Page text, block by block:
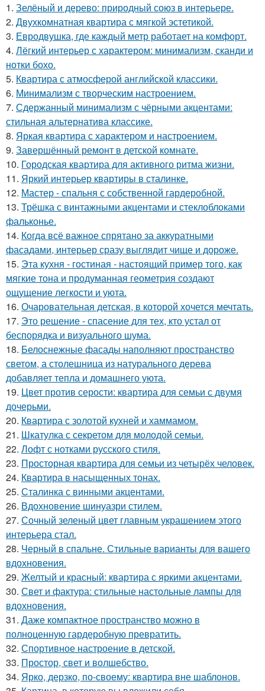
1. Зелёный и дерево: природный союз в интерьере.
2. Двухкомнатная квартира с мягкой эстетикой.
3. Евродвушка, где каждый метр работает на комфорт.
4. Лёгкий интерьер с характером: минимализм, сканди и
нотки бохо.
5. Квартира с атмосферой английской классики.
6. Минимализм с творческим настроением.
7. Сдержанный минимализм с чёрными акцентами:
стильная альтернатива классике.
8. Яркая квартира с характером и настроением.
9. Завершённый ремонт в детской комнате.
10. Городская квартира для активного ритма жизни.
11. Яркий интерьер квартиры в сталинке.
12. Мастер - спальня с собственной гардеробной.
13. Трёшка с винтажными акцентами и стеклоблоками
фальконье.
14. Когда всё важное спрятано за аккуратными
фасадами, интерьер сразу выглядит чище и дороже.
15. Эта кухня - гостиная - настоящий пример того, как
мягкие тона и продуманная геометрия создают
ощущение легкости и уюта.
16. Очаровательная детская, в которой хочется мечтать.
17. Это решение - спасение для тех, кто устал от
беспорядка и визуального шума.
18. Белоснежные фасады наполняют пространство
светом, а столешница из натурального дерева
добавляет тепла и домашнего уюта.
19. Цвет против серости: квартира для семьи с двумя
дочерьми.
20. Квартира с золотой кухней и хаммамом.
21. Шкатулка с секретом для молодой семьи.
22. Лофт с нотками русского стиля.
23. Просторная квартира для семьи из четырёх человек.
24. Квартира в насыщенных тонах.
25. Сталинка с винными акцентами.
26. Вдохновение шинуазри стилем.
27. Сочный зеленый цвет главным украшением этого
интерьера стал.
28. Черный в спальне. Стильные варианты для вашего
вдохновения.
29. Желтый и красный: квартира с яркими акцентами.
30. Свет и фактура: стильные настольные лампы для
вдохновения.
31. Даже компактное пространство можно в
полноценную гардеробную превратить.
32. Спортивное настроение в детской.
33. Простор, свет и волшебство.
34. Ярко, дерзко, по-своему: квартира вне шаблонов.